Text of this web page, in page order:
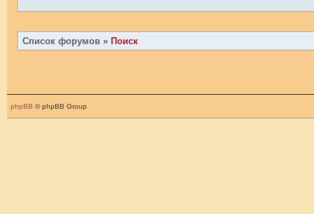
Список форумов » Поиск
phpBB © phpBB Group